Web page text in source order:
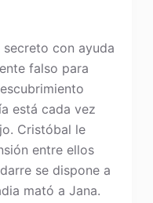
secreto con ayuda
falso para
está cada vez
Cristóbal le
entre ellos
se dispone a
mató a Jana.